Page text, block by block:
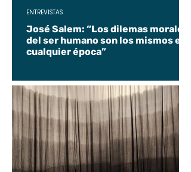
José Salem: “Los dilemas morales
del ser humano son los mismos en
cualquier época”
ENTREVISTAS